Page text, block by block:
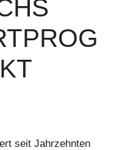
seit Jahrzehnten